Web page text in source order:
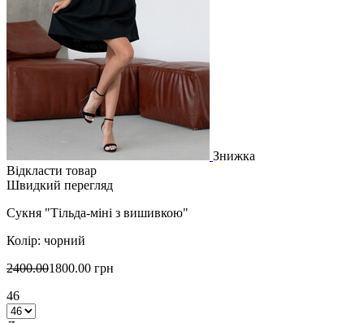
Знижка
Відкласти товар
Швидкий перегляд
Сукня "Тільда-міні з вишивкою"
Колір: чорний
2400.001800.00 грн
46